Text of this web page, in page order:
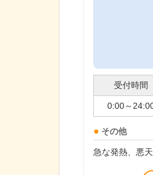
受付時間
0:00～
その他
急な発熱、悪